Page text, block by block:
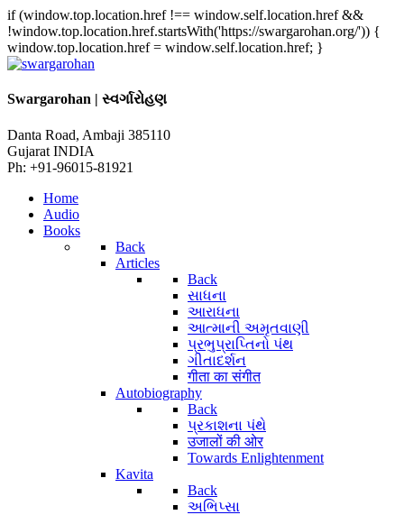
if (window.top.location.href !== window.self.location.href &&
!window.top.location.href.startsWith('https://swargarohan.org/')) {
window.top.location.href = window.self.location.href; }
Swargarohan | સ્વર્ગારોહણ
Danta Road, Ambaji 385110
Gujarat INDIA
Ph: +91-96015-81921
Home
Audio
Books
Back
Articles
Back
સાધના
આરાધના
આત્માની અમૃતવાણી
પ્રભુપ્રાપ્તિનો પંથ
ગીતાદર્શન
गीता का संगीत
Autobiography
Back
પ્રકાશના પંથે
उजालों की ओर
Towards Enlightenment
Kavita
Back
અભિપ્સા